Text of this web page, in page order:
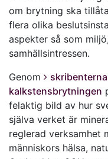
om brytning ska
flera olika
aspekter så som
samhällsintressen.
Genom
kalkstensbrytningen
felaktig bild av hur
själva verket är
reglerad verksamhet
människors hälsa,